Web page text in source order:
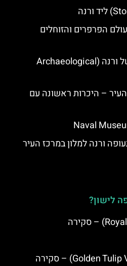
הפרפרים והזוחלים
המוזיאון הארכיאולוגי של ורנה (Archaeological
העיר – היכרות ראשונה עם
ורנה למלון במרכז העיר
לישון?